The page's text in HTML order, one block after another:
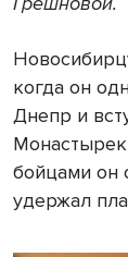
когда он
Днепр и
бойцами он
удержал